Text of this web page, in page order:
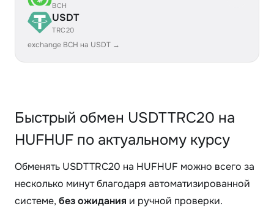
BCH
USDT
TRC20
exchange BCH на USDT →
Быстрый обмен USDTTRC20 на
HUFHUF по актуальному курсу
Обменять USDTTRC20 на HUFHUF можно всего за
несколько минут благодаря автоматизированной
системе, без ожидания и ручной проверки.